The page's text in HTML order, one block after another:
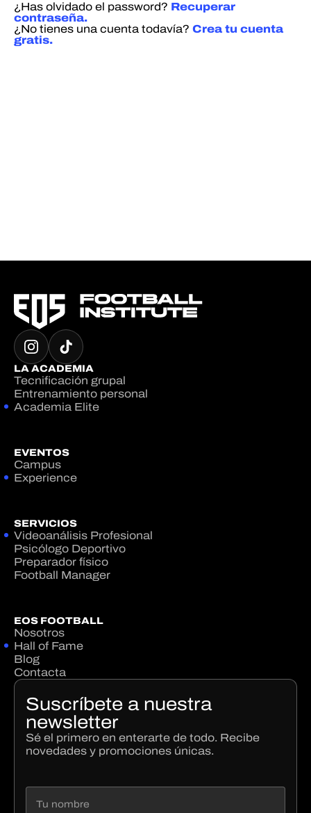
¿Has olvidado el password? Recuperar
contraseña.
¿No tienes una cuenta todavía? Crea tu cuenta
gratis.
LA ACADEMIA
Tecnificación grupal
Entrenamiento personal
Academia Elite
EVENTOS
Campus
Experience
SERVICIOS
Videoanálisis Profesional
Psicólogo Deportivo
Preparador físico
Football Manager
EOS FOOTBALL
Nosotros
Hall of Fame
Blog
Contacta
Suscríbete a nuestra
newsletter
Sé el primero en enterarte de todo. Recibe
novedades y promociones únicas.